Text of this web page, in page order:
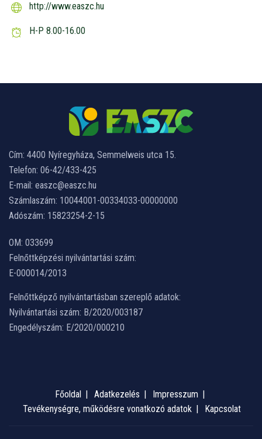
http://www.easzc.hu
H-P 8.00-16.00
Cím: 4400 Nyíregyháza, Semmelweis utca 15.
Telefon: 06-42/433-425
E-mail: easzc@easzc.hu
Számlaszám: 10044001-00334033-00000000
Adószám: 15823254-2-15
OM: 033699
Felnőttképzési nyilvántartási szám:
E-000014/2013
Felnőttképző nyilvántartásban szereplő adatok:
Nyilvántartási szám: B/2020/003187
Engedélyszám: E/2020/000210
Főoldal Adatkezelés
Impresszum
Tevékenységre, működésre vonatkozó adatok
Kapcsolat